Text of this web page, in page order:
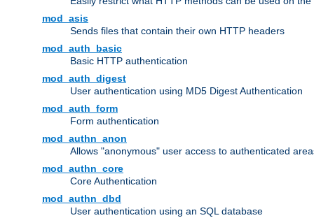
mod_asis
Sends files that contain their own HTTP headers
mod_auth_basic
Basic HTTP authentication
mod_auth_digest
User authentication using MD5 Digest Authentication
mod_auth_form
Form authentication
mod_authn_anon
Allows "anonymous" user access to authenticated
mod_authn_core
Core Authentication
mod_authn_dbd
User authentication using an SQL database